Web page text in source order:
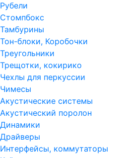
Рубели
Стомпбокс
Тамбурины
Тон-блоки, Коробочки
Треугольники
Трещотки, кокирико
Чехлы для перкуссии
Чимесы
Акустические системы
Акустический поролон
Динамики
Драйверы
Интерфейсы, коммутаторы